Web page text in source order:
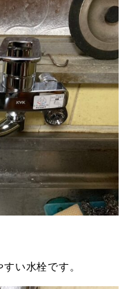
い水栓です。